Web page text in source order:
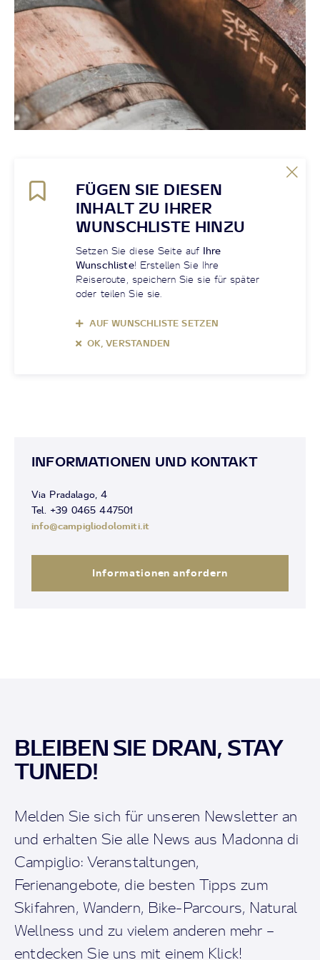
FÜGEN SIE DIESEN
INHALT ZU IHRER
WUNSCHLISTE HINZU
Setzen Sie diese Seite auf Ihre
Wunschliste! Erstellen Sie Ihre
Reiseroute, speichern Sie sie für später
oder teilen Sie sie.
AUF WUNSCHLISTE SETZEN
OK, VERSTANDEN
INFORMATIONEN UND KONTAKT
Via Pradalago, 4
Tel. +39 0465 447501
info@campigliodolomiti.it
Informationen anfordern
BLEIBEN SIE DRAN, STAY
TUNED!
Melden Sie sich für unseren Newsletter an
und erhalten Sie alle News aus Madonna di
Campiglio: Veranstaltungen,
Ferienangebote, die besten Tipps zum
Skifahren, Wandern, Bike-Parcours, Natural
Wellness und zu vielem anderen mehr –
entdecken Sie uns mit einem Klick!